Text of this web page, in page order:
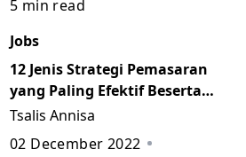
5 min read
Jobs
12 Jenis Strategi Pemasaran
yang Paling Efektif Beserta
Contohnya
Tsalis Annisa
02 December 2022